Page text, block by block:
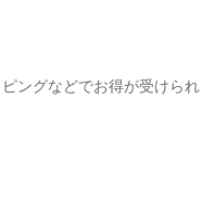
ングなどでお得が受けられ